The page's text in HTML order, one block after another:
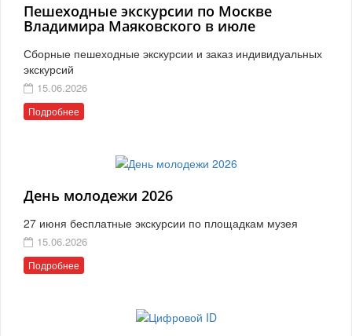
Пешеходные экскурсии по Москве
Владимира Маяковского в июле
Сборные пешеходные экскурсии и заказ индивидуальных
экскурсий
15.06.2026
Подробнее
День молодежи 2026
27 июня бесплатные экскурсии по площадкам музея
15.06.2026
Подробнее